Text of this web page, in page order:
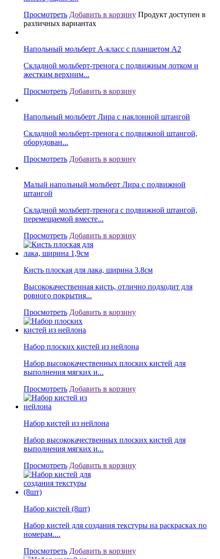
Просмотреть Добавить в корзину Продукт доступен в
различных вариантах
Напольный мольберт А-класс с планшетом А2
Складной мольберт-тренога с подвижным лотком и
жестким верхним...
Просмотреть Добавить в корзину
Напольный мольберт Лира с наклонной штангой
Складной мольберт-тренога с подвижной штангой,
оборудован...
Просмотреть Добавить в корзину
Малый напольный мольберт Лира с подвижной
штангой
Складной мольберт-тренога с подвижной штангой,
перемещаемой вместе...
Просмотреть Добавить в корзину
Кисть плоская для лака, ширина 3.8см
Высококачественная кисть, отлично подходит для
ровного покрытия...
Просмотреть Добавить в корзину
Набор плоских кистей из нейлона
Набор высококачественных плоских кистей для
выполнения мягких и...
Просмотреть Добавить в корзину
Набор кистей из нейлона
Набор высококачественных плоских кистей для
выполнения мягких и...
Просмотреть Добавить в корзину
Набор кистей (8шт)
Набор кистей для создания текстуры на раскрасках по
номерам....
Просмотреть Добавить в корзину